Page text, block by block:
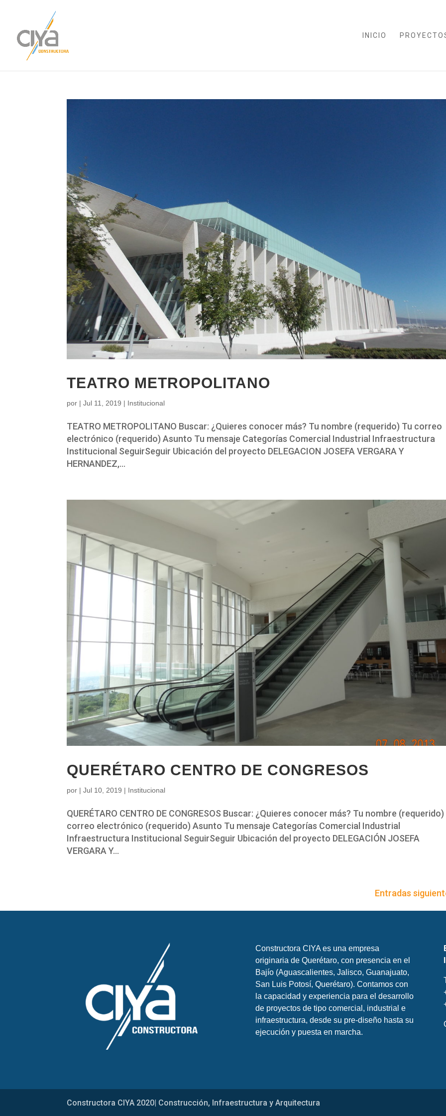
INICIO
TEATRO METROPOLITANO
por |Jul 11, 2019 | Institucional
TEATRO METROPOLITANO Buscar: ¿Quieres conocer más? Tu nombre (requerido) Tu correo
electrónico (requerido) Asunto Tu mensaje Categorías Comercial Industrial Infraestructura
Institucional SeguirSeguir Ubicación del proyecto DELEGACION JOSEFA VERGARA Y
HERNANDEZ,...
QUERÉTARO CENTRO DE CONGRESOS
por |Jul 10, 2019 | Institucional
QUERÉTARO CENTRO DE CONGRESOS Buscar: ¿Quieres conocer más? Tu nombre
correo electrónico (requerido) Asunto Tu mensaje Categorías Comercial Industrial
Infraestructura Institucional SeguirSeguir Ubicación del proyecto DELEGACIÓN JOSEFA
VERGARA Y...
Entradas
Constructora CIYA es una empresa
originaria de Querétaro, con presencia en el
Bajío (Aguascalientes, Jalisco, Guanajuato,
San Luis Potosí, Querétaro). Contamos con
la capacidad y experiencia para el desarrollo
de proyectos de tipo comercial, industrial e
infraestructura, desde su pre-diseño hasta su
ejecución y puesta en marcha.
Constructora CIYA 2020| Construcción, Infraestructura y Arquitectura